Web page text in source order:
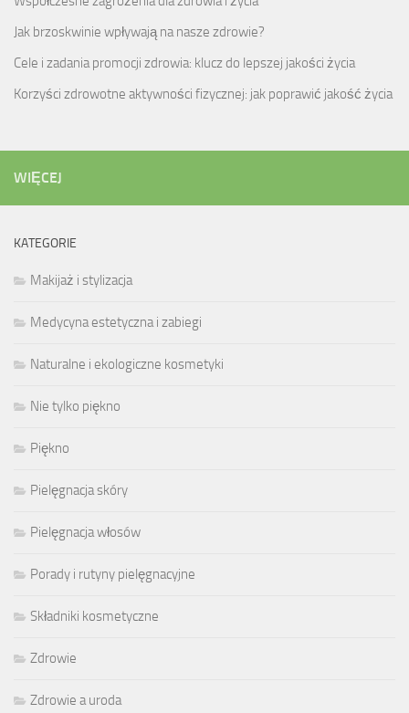
Jak brzoskwinie wpływają na nasze zdrowie?
Cele i zadania promocji zdrowia: klucz do lepszej jakości życia
Korzyści zdrowotne aktywności fizycznej: jak poprawić jakość życia
WIĘCEJ
KATEGORIE
Makijaż i stylizacja
Medycyna estetyczna i zabiegi
Naturalne i ekologiczne kosmetyki
Nie tylko piękno
Piękno
Pielęgnacja skóry
Pielęgnacja włosów
Porady i rutyny pielęgnacyjne
Składniki kosmetyczne
Zdrowie
Zdrowie a uroda